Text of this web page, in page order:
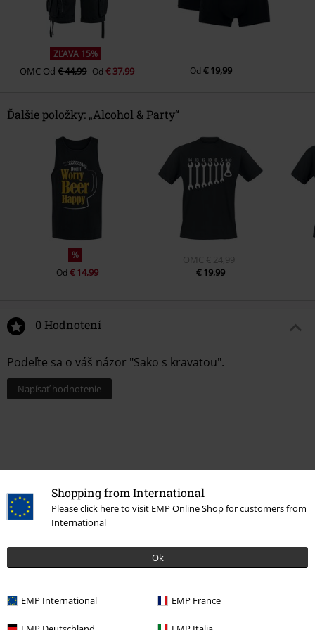
Shopping from International
Please click here to visit EMP Online Shop for customers from
International
Ok
EMP International EMP France
ZĽAVA 15%
OMC Od€ 44,99 Od€ 37,99 Od € 19,99
Ďalšie položky: „Alcohol & Party“
%
Od € 14,99
OMC € 24,99
€ 19,99
0 Hodnotení
Podeľte sa o váš názor "Sako s kravatou".
Napísať hodnotenie
Naposledy navštívené